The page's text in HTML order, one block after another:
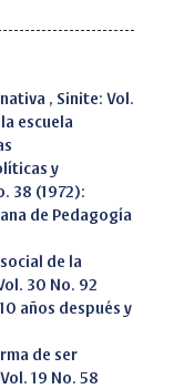
, Sinite: Vol.
escuela
y
38 (1972):
de Pedagogía
de la
30 No. 92
años después y
de ser
19 No. 58